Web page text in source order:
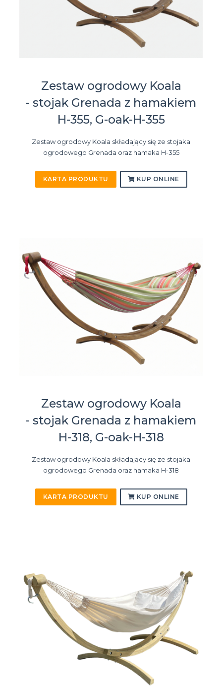
Zestaw ogrodowy Koala
- stojak Grenada z hamakiem
H-355, G-oak-H-355
Zestaw ogrodowy Koala składający się ze stojaka
ogrodowego Grenada oraz hamaka H-355
KARTA PRODUKTU KUP ONLINE
Zestaw ogrodowy Koala
- stojak Grenada z hamakiem
H-318, G-oak-H-318
Zestaw ogrodowy Koala składający się ze stojaka
ogrodowego Grenada oraz hamaka H-318
KARTA PRODUKTU KUP ONLINE